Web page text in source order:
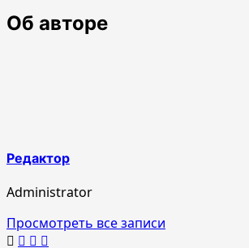
Об авторе
Редактор
Administrator
Просмотреть все записи